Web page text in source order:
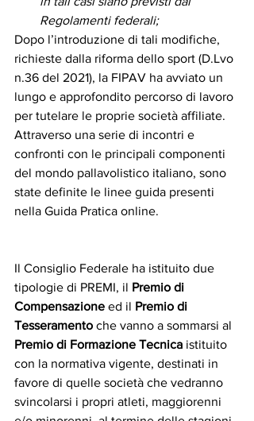
Regolamenti federali;
Dopo l’introduzione di tali modifiche,
richieste dalla riforma dello sport (D.Lvo
n.36 del 2021), la FIPAV ha avviato un
lungo e approfondito percorso di lavoro
per tutelare le proprie società affiliate.
Attraverso una serie di incontri e
confronti con le principali componenti
del mondo pallavolistico italiano, sono
state definite le linee guida presenti
nella Guida Pratica online.
Il Consiglio Federale ha istituito due
tipologie di PREMI, il Premio di
Compensazione ed il Premio di
Tesseramento che vanno a sommarsi al
Premio di Formazione Tecnica istituito
con la normativa vigente, destinati in
favore di quelle società che vedranno
svincolarsi i propri atleti, maggiorenni